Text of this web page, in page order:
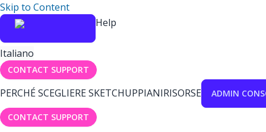
Skip to Content
Help
Italiano
CONTACT SUPPORT
PERCHÉ SCEGLIERE SKETCHUPPIANIRISORSE ADMIN
CONTACT SUPPORT